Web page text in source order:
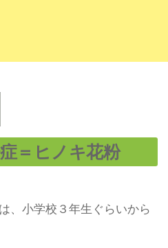
＝ヒノキ花粉
、小学校３年生ぐらいから